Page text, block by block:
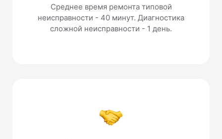
Среднее время ремонта типовой
неисправности - 40 минут. Диагностика
сложной неисправности - 1 день.